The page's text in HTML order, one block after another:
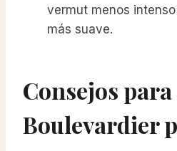
vermut menos
más suave.
Consejos
Boulevardier